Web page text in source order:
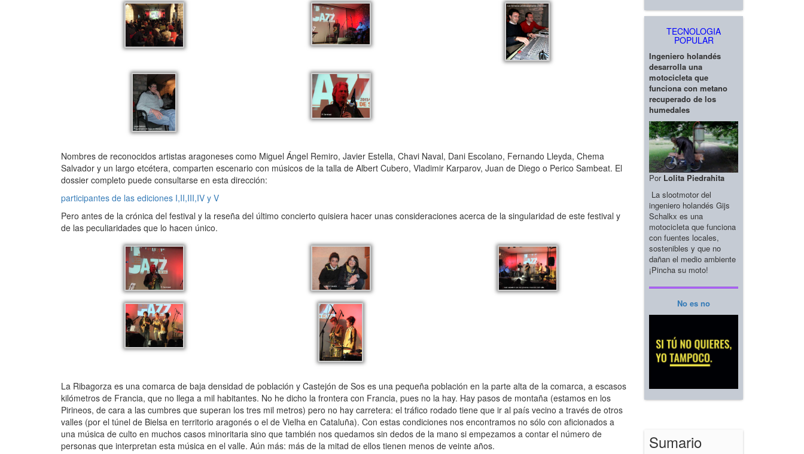
Nombres de reconocidos artistas aragoneses como Miguel Ángel Remiro, Javier Estella, Chavi Naval, Dani Escolano, Fernando Lleyda, Chema
Salvador y un largo etcétera, comparten escenario con músicos de la talla de Albert Cubero, Vladimir Karparov, Juan de Diego o Perico Sambeat. El
dossier completo puede consultarse en esta dirección:
participantes de las ediciones I,II,III,IV y V
Pero antes de la crónica del festival y la reseña del último concierto quisiera hacer unas consideraciones acerca de la singularidad de este festival y
de las peculiaridades que lo hacen único.
La Ribagorza es una comarca de baja densidad de población y Castejón de Sos es una pequeña población en la parte alta de la comarca, a escasos
kilómetros de Francia, que no llega a mil habitantes. No he dicho la frontera con Francia, pues no la hay. Hay pasos de montaña (estamos en los
Pirineos, de cara a las cumbres que superan los tres mil metros) pero no hay carretera: el tráfico rodado tiene que ir al país vecino a través de otros
valles (por el túnel de Bielsa en territorio aragonés o el de Vielha en Cataluña). Con estas condiciones nos encontramos no sólo con aficionados a
una música de culto en muchos casos minoritaria sino que también nos quedamos sin dedos de la mano si empezamos a contar el número de
personas que interpretan esta música en el valle. Aún más: más de la mitad de ellos tienen menos de veinte años.
TECNOLOGIA
POPULAR
Ingeniero holandés
desarrolla una
motocicleta que
funciona con metano
recuperado de los
humedales
Por Lolita Piedrahita
La slootmotor del
ingeniero holandés Gijs
Schalkx es una
motocicleta que funciona
con fuentes locales,
sostenibles y que no
dañan el medio ambiente
¡Pincha su moto!
No es no
Sumario